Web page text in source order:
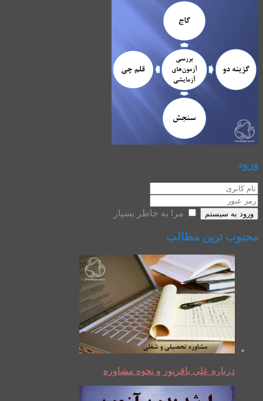
ورود
ورود به سیستم مرا به خاطر بسپار
محبوب ترین مطالب
درباره علی باقرپور و نحوه مشاوره